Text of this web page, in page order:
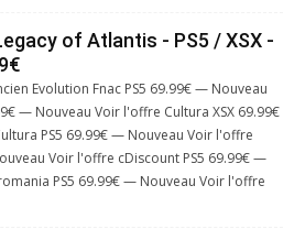
of Atlantis - PS5 / XSX -
Evolution Fnac PS5 69.99€ — Nouveau
— Nouveau Voir l'offre Cultura XSX 69.99€
PS5 69.99€ — Nouveau Voir l'offre
Voir l'offre cDiscount PS5 69.99€ —
PS5 69.99€ — Nouveau Voir l'offre